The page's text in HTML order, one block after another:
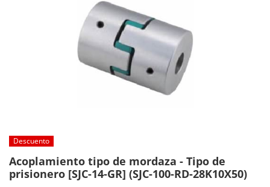
Descuento
Acoplamiento tipo de mordaza - Tipo de
prisionero [SJC-14-GR] (SJC-100-RD-28K10X50)